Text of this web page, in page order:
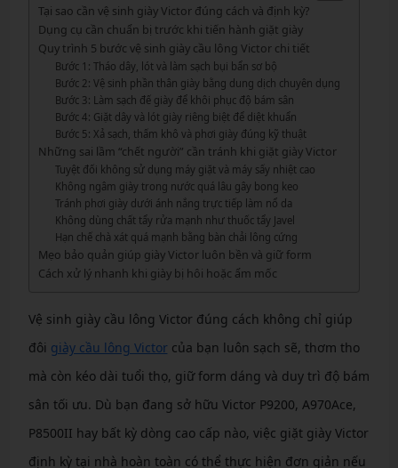
Tại sao cần vệ sinh giày Victor đúng cách và định kỳ?
Dụng cụ cần chuẩn bị trước khi tiến hành giặt giày
Quy trình 5 bước vệ sinh giày cầu lông Victor chi tiết
Bước 1: Tháo dây, lót và làm sạch bụi bẩn sơ bộ
Bước 2: Vệ sinh phần thân giày bằng dung dịch chuyên dụng
Bước 3: Làm sạch đế giày để khôi phục độ bám sân
Bước 4: Giặt dây và lót giày riêng biệt để diệt khuẩn
Bước 5: Xả sạch, thấm khô và phơi giày đúng kỹ thuật
Những sai lầm “chết người” cần tránh khi giặt giày Victor
Tuyệt đối không sử dụng máy giặt và máy sấy nhiệt cao
Không ngâm giày trong nước quá lâu gây bong keo
Tránh phơi giày dưới ánh nắng trực tiếp làm nổ da
Không dùng chất tẩy rửa mạnh như thuốc tẩy Javel
Hạn chế chà xát quá mạnh bằng bàn chải lông cứng
Mẹo bảo quản giúp giày Victor luôn bền và giữ form
Cách xử lý nhanh khi giày bị hôi hoặc ẩm mốc
Vệ sinh giày cầu lông Victor đúng cách không chỉ giúp
đôi giày cầu lông Victorcủa bạn luôn sạch sẽ, thơm tho
mà còn kéo dài tuổi thọ, giữ form dáng và duy trì độ bám
sân tối ưu. Dù bạn đang sở hữu Victor P9200, A970Ace,
P8500II hay bất kỳ dòng cao cấp nào, việc giặt giày Victor
định kỳ tại nhà hoàn toàn có thể thực hiện đơn giản nếu